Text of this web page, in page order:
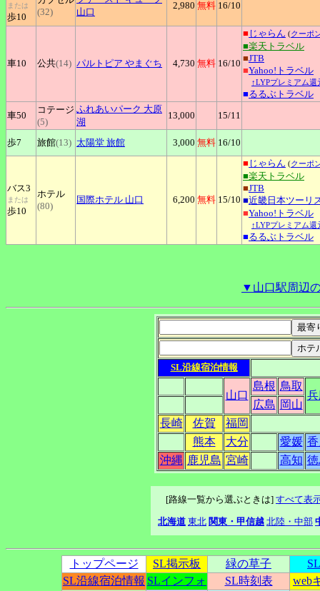
または
歩10
(32)
山口
2,980 無料 16/10
車10 公共(14) パルトピア やまぐち 4,730 無料 16/10
■ じゃらん (クーポ
■楽天トラベル
■JTB
■Yahoo!トラベル
↑LYPプレミアム還
■るるぶトラベル
車50
コテージ
(5)
ふれあいパーク 大原
湖
13,000 15/11
歩7 旅館(13) 太陽堂 旅館 3,000 無料 16/10
バス3
または
歩10
ホテル
(80)
国際ホテル 山口 6,200 無料 15/10
■ じゃらん (クーポ
■楽天トラベル
■JTB
■近畿日本ツーリ
■Yahoo!トラベル
↑LYPプレミアム還
■るるぶトラベル
▼山口駅周辺
SL沿線宿泊情報
山口
島根 鳥取
広島 岡山
長崎
佐賀
福岡
熊本
大分 愛媛
沖縄 鹿児島 宮崎 高知
[路線一覧から選ぶときは] すべて表
北海道 東北 関東・甲信越 北陸・中部
トップページ SL掲示板 緑の草子
SL沿線宿泊情報 SLインフォ SL時刻表
web